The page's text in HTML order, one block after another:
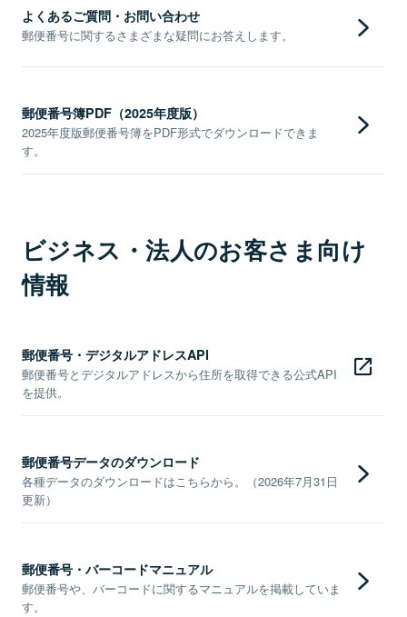
よくあるご質問・お問い合わせ
郵便番号に関するさまざまな疑問にお答えします。
郵便番号簿PDF（2025年度版）
2025年度版郵便番号簿をPDF形式でダウンロードできま
す。
ビジネス・法人のお客さま向け
情報
郵便番号・デジタルアドレスAPI
郵便番号とデジタルアドレスから住所を取得できる公式API
を提供。
郵便番号データのダウンロード
各種データのダウンロードはこちらから。（2026年7月31日
更新）
郵便番号・バーコードマニュアル
郵便番号や、バーコードに関するマニュアルを掲載していま
す。